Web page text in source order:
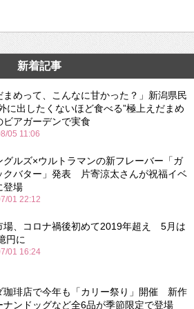
新着記事
まめって、こんなに甘かった？」新潟県民
に出したくないほど食べる”極上えだまめ
ビアガーデンで実食
05 11:06
グルズ×ウルトラマンの新フレーバー「ガ
クバター」発表 片寄涼太さんが祝福イベ
登場
01 22:12
場、コロナ禍後初めて2019年超え 5月は
円に
01 16:24
珈琲店で今年も「カリー祭り」開催 新作
ナンドッグなど全6品が季節限定で登場